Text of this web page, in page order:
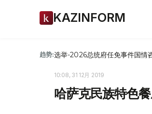
KAZINFORM
趋势:选举-2026总统府任免事件国情
10:08, 31 12月 2019
哈萨克民族特色